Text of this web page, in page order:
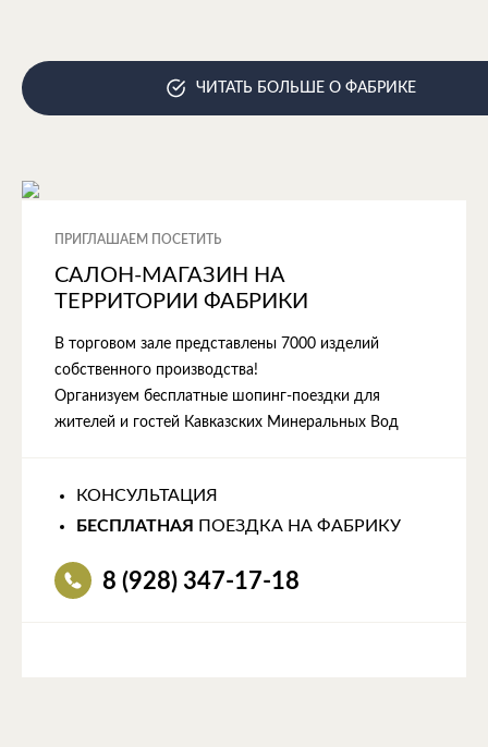
ЧИТАТЬ БОЛЬШЕ О ФАБРИКЕ
ПРИГЛАШАЕМ ПОСЕТИТЬ
САЛОН-МАГАЗИН НА
ТЕРРИТОРИИ ФАБРИКИ
В торговом зале представлены 7000 изделий
собственного производства!
Организуем бесплатные шопинг-поездки для
жителей и гостей Кавказских Минеральных Вод
КОНСУЛЬТАЦИЯ
БЕСПЛАТНАЯ
ПОЕЗДКА НА ФАБРИКУ
8 (928) 347-17-18